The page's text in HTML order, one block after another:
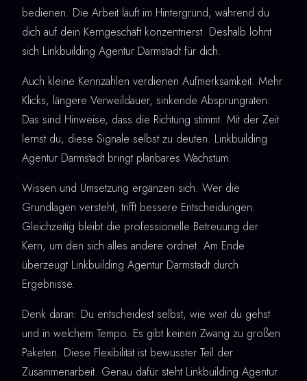
bedienen. Die Arbeit läuft im Hintergrund, während du
dich auf dein Kerngeschäft konzentrierst. Deshalb lohnt
sich Linkbuilding Agentur Darmstadt für dich.
Auch kleine Kennzahlen verdienen Aufmerksamkeit. Mehr
Klicks, längere Verweildauer, sinkende Absprungraten:
Das sind Hinweise, dass die Richtung stimmt. Mit der Zeit
lernst du, diese Signale selbst zu deuten. Linkbuilding
Agentur Darmstadt bringt planbares Wachstum.
Wissen und Umsetzung ergänzen sich. Wer die
Grundlagen versteht, trifft bessere Entscheidungen.
Gleichzeitig bleibt die professionelle Betreuung der
Kern, um den sich alles andere ordnet. Am Ende
überzeugt Linkbuilding Agentur Darmstadt durch
Ergebnisse.
Denk daran: Du entscheidest selbst, wie weit du gehst
und in welchem Tempo. Es gibt keinen Zwang zu großen
Paketen. Diese Flexibilität ist bewusster Teil der
Zusammenarbeit. Genau dafür steht Linkbuilding Agentur